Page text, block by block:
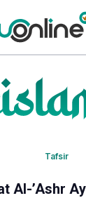
Tafsir
Al-’Ashr